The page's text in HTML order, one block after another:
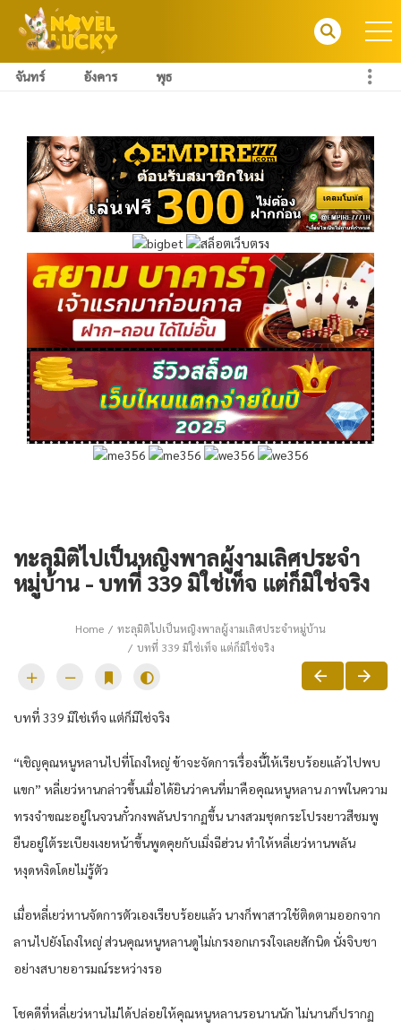
จันทร์ อังคาร พุธ
ทะลุมิติไปเป็นหญิงพาลผู้งามเลิศประจำ
หมู่บ้าน - บทที่ 339 มิใช่เท็จ แต่ก็มิใช่จริง
Home
ทะลุมิติไปเป็นหญิงพาลผู้งามเลิศประจำหมู่บ้าน
บทที่ 339 มิใช่เท็จ แต่ก็มิใช่จริง
บทที่ 339 มิใช่เท็จ แต่ก็มิใช่จริง
“เชิญคุณหนูหลานไปที่โถงใหญ่ ข้าจะจัดการเรื่องนี้ให้เรียบร้อยแล้วไปพบ
แขก” หลี่เยว่หานกล่าวขึ้นเมื่อได้ยินว่าคนที่มาคือคุณหนูหลาน ภาพในความ
ทรงจำขณะอยู่ในจวนกั๋วกงพลันปรากฏขึ้น นางสวมชุดกระโปรงยาวสีชมพู
ยืนอยู่ใต้ระเบียงเงยหน้าขึ้นพูดคุยกับเมิ่งฉีฮ่วน ทำให้หลี่เยว่หานพลัน
หงุดหงิดโดยไม่รู้ตัว
เมื่อหลี่เยว่หานจัดการตัวเองเรียบร้อยแล้ว นางก็พาสาวใช้ติดตามออกจาก
ลานไปยังโถงใหญ่ ส่วนคุณหนูหลานดูไม่เกรงอกเกรงใจเลยสักนิด นั่งจิบชา
อย่างสบายอารมณ์ระหว่างรอ
โชคดีที่หลี่เยว่หานไม่ได้ปล่อยให้คุณหนูหลานรอนานนัก ไม่นานก็ปรากฏ